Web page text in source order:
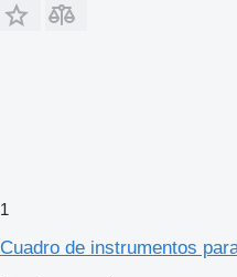
1
Cuadro de instrumentos